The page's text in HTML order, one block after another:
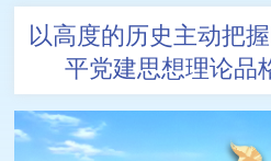
以高度的历史主动把
平党建思想理论品